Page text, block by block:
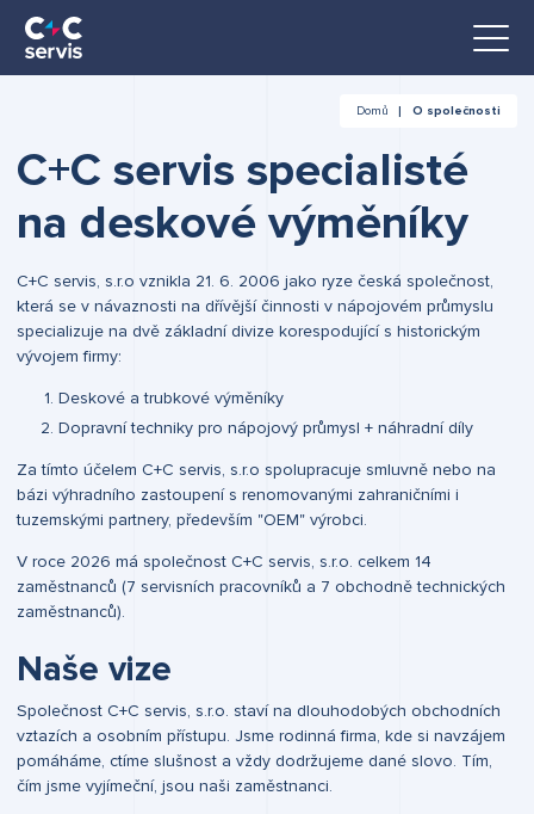
Domů O společnosti
C+C servis specialisté
na deskové výměníky
C+C servis, s.r.o vznikla 21. 6. 2006 jako ryze česká společnost,
která se v návaznosti na dřívější činnosti v nápojovém průmyslu
specializuje na dvě základní divize korespodující s historickým
vývojem firmy:
Deskové a trubkové výměníky
Dopravní techniky pro nápojový průmysl + náhradní díly
Za tímto účelem C+C servis, s.r.o spolupracuje smluvně nebo na
bázi výhradního zastoupení s renomovanými zahraničními i
tuzemskými partnery, především "OEM" výrobci.
V roce 2026 má společnost C+C servis, s.r.o. celkem 14
zaměstnanců (7 servisních pracovníků a 7 obchodně technických
zaměstnanců).
Naše vize
Společnost C+C servis, s.r.o. staví na dlouhodobých obchodních
vztazích a osobním přístupu. Jsme rodinná firma, kde si navzájem
pomáháme, ctíme slušnost a vždy dodržujeme dané slovo. Tím,
čím jsme vyjímeční, jsou naši zaměstnanci.